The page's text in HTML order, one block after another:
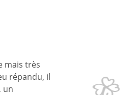
mais très
répandu, il
un